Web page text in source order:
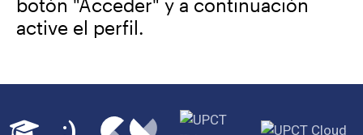
botón "Acceder" y a continuación
active el perfil.